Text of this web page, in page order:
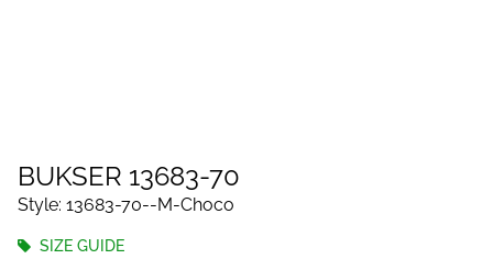
BUKSER 13683-70
Style: 13683-70--M-Choco
SIZE GUIDE